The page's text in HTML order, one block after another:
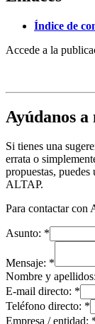
Índice de
Accede a la
Ayúdanos
Si tienes una
errata o
propuestas,
ALTAP.
Para contactar con
Asunto: *
Mensaje: *
Nombre y apellidos:
E-mail directo: *
Teléfono directo: *
Empresa / entidad: